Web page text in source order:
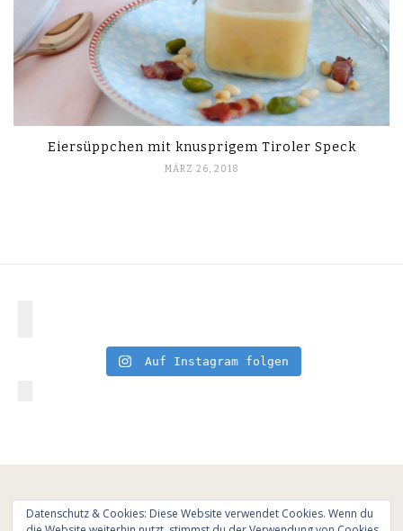
Eiersüppchen mit knusprigem Tiroler Speck
MÄRZ 26, 2018
Auf Instagram folgen
Datenschutz & Cookies: Diese Website verwendet Cookies. Wenn du